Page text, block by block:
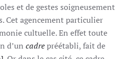
et de gestes soigneusement
Cet agencement particulier
cultuelle. En effet toute
d’un cadrepréétabli, fait de